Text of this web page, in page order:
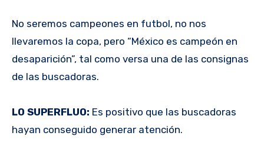
No seremos campeones en futbol, no nos
llevaremos la copa, pero “México es campeón en
desaparición”, tal como versa una de las consignas
de las buscadoras.
LO SUPERFLUO: Es positivo que las buscadoras
hayan conseguido generar atención.